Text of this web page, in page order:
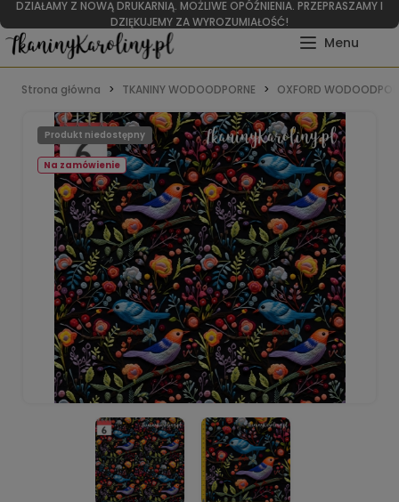
DZIAŁAMY Z NOWĄ DRUKARNIĄ. MOŻLIWE OPÓŹNIENIA. PRZEPRASZAMY I
DZIĘKUJEMY ZA WYROZUMIAŁOŚĆ!
Strona główna TKANINY WODOODPORNE OXFORD
Na zamówienie
Produkt niedostępny